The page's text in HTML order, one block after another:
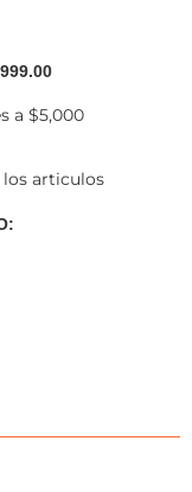
a $5,000
articulos